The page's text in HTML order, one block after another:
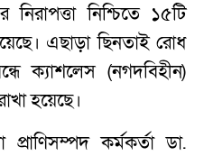
নিরাপত্তা নিশ্চিতে ১৫টি
এছাড়া ছিনতাই রোধ
ক্যাশলেস (নগদবিহীন)
হয়েছে।
কর্মকর্তা ডা.